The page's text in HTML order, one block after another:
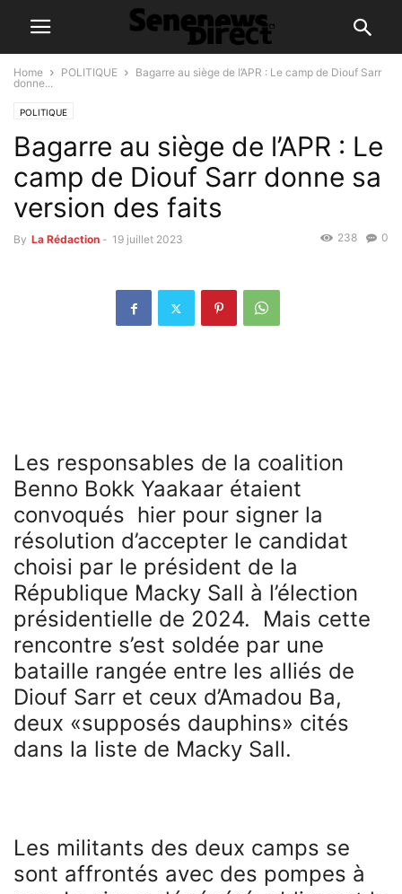
Home POLITIQUE
Bagarre au siège de l’APR : Le camp de Diouf Sarr
donne...
POLITIQUE
Bagarre au siège de l’APR : Le
camp de Diouf Sarr donne sa
version des faits
By La Rédaction - 19 juillet 2023 0
238
Les responsables de la coalition
Benno Bokk Yaakaar étaient
convoqués hier pour signer la
résolution d’accepter le candidat
choisi par le président de la
République Macky Sall à l’élection
présidentielle de 2024. Mais cette
rencontre s’est soldée par une
bataille rangée entre les alliés de
Diouf Sarr et ceux d’Amadou Ba,
deux «supposés dauphins» cités
dans la liste de Macky Sall.
Les militants des deux camps se
sont affrontés avec des pompes à